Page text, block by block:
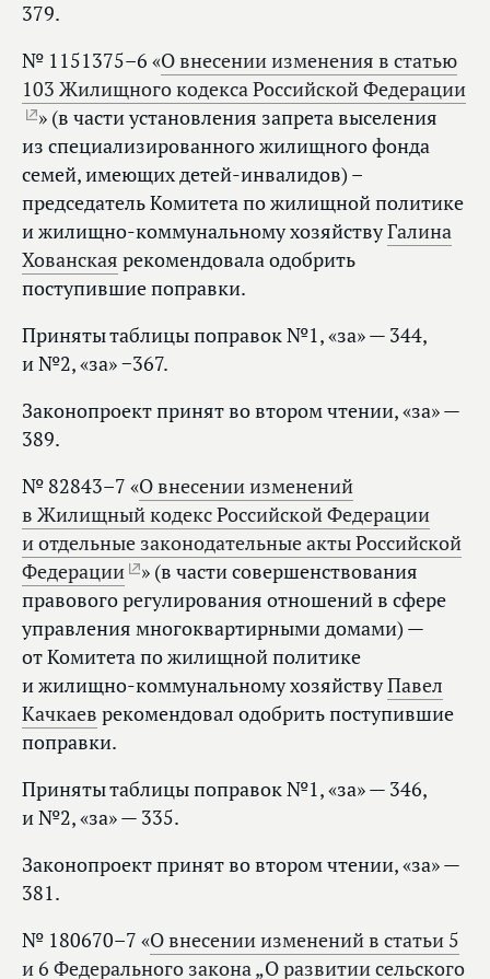
379.
№ 1151375–6 «О внесении изменения в статью
103 Жилищного кодекса Российской Федерации
» (в части установления запрета выселения
из специализированного жилищного фонда
семей, имеющих детей-инвалидов) –
председатель Комитета по жилищной политике
и жилищно-коммунальному хозяйствуГалина
Хованская рекомендовала одобрить
поступившие поправки.
Приняты таблицы поправок №1, «за» — 344,
и №2, «за» −367.
Законопроект принят во втором чтении, «за» —
389.
№ 82843–7 «О внесении изменений
в Жилищный кодекс Российской Федерации
и отдельные законодательные акты Российской
Федерации
» (в части совершенствования
правового регулирования отношений в сфере
управления многоквартирными домами) —
от Комитета по жилищной политике
и жилищно-коммунальному хозяйствуПавел
Качкаев рекомендовал одобрить поступившие
поправки.
Приняты таблицы поправок №1, «за» — 346,
и №2, «за» — 335.
Законопроект принят во втором чтении, «за» —
381.
№ 180670–7 «О внесении изменений в статьи 5
и 6 Федерального закона „О развитии сельского